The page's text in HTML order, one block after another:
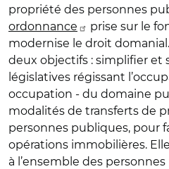
propriété des personnes
ordonnance
prise sur le
modernise le droit
deux objectifs : simplifier et
législatives régissant
occupation - du domaine
modalités de transferts de
personnes publiques, pour
opérations immobilières.
à l’ensemble des